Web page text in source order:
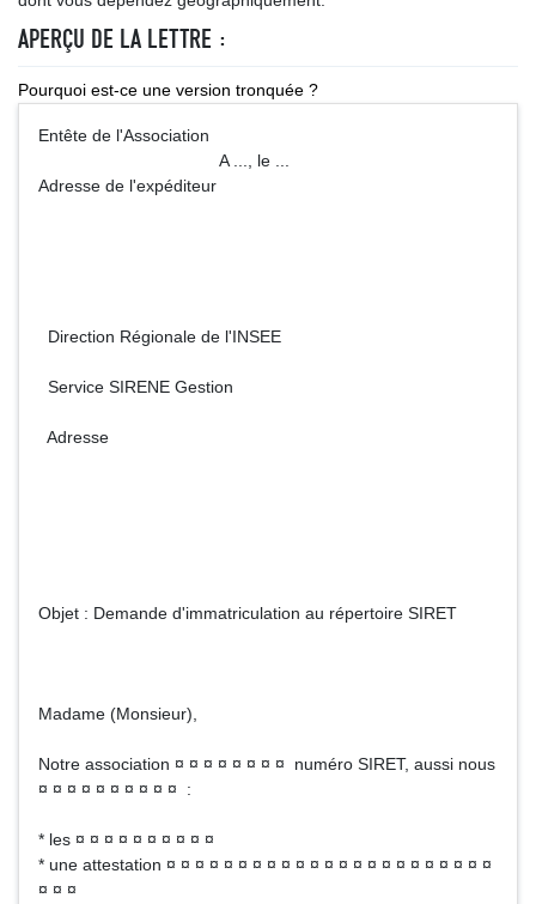
APERÇU DE LA LETTRE :
Pourquoi est-ce une version tronquée ?
Entête de l'Association
A ..., le ...
Adresse de l'expéditeur
Direction Régionale de l'INSEE
Service SIRENE Gestion
Adresse
Objet : Demande d'immatriculation au répertoire SIRET
Madame (Monsieur),
Notre association ¤ ¤ ¤ ¤ ¤ ¤ ¤ ¤ numéro SIRET, aussi nous
¤ ¤ ¤ ¤ ¤ ¤ ¤ ¤ ¤ ¤ :
* les ¤ ¤ ¤ ¤ ¤ ¤ ¤ ¤ ¤ ¤
* une attestation ¤ ¤ ¤ ¤ ¤ ¤ ¤ ¤ ¤ ¤ ¤ ¤ ¤ ¤ ¤ ¤ ¤ ¤ ¤ ¤ ¤ ¤ ¤
¤ ¤ ¤